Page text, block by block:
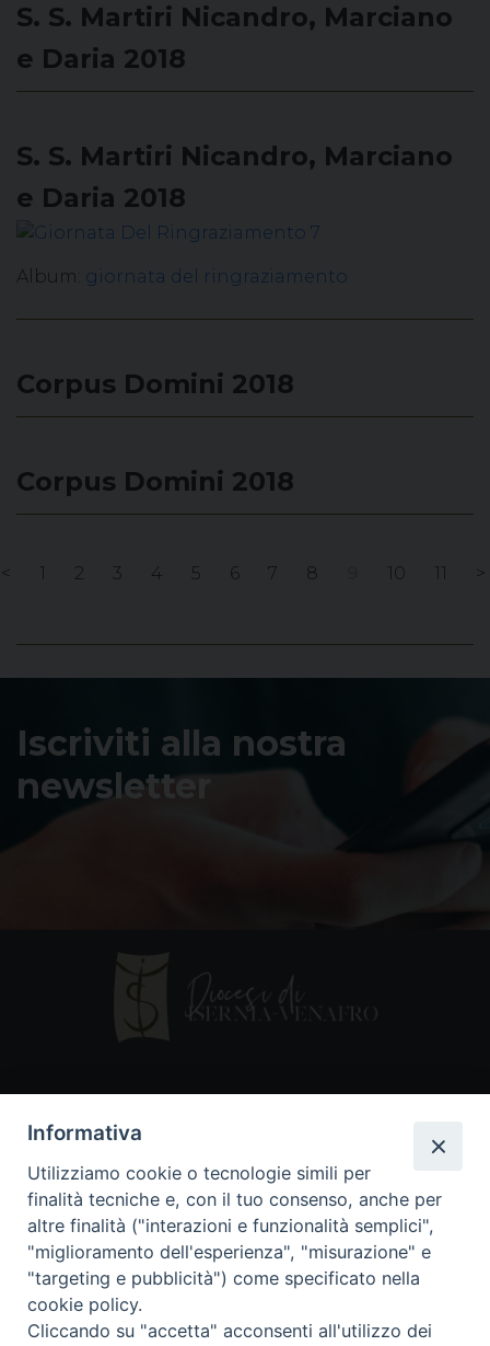
S. S. Martiri Nicandro, Marciano
e Daria 2018
S. S. Martiri Nicandro, Marciano
e Daria 2018
Album: giornata del ringraziamento
Corpus Domini 2018
Corpus Domini 2018
< 1 2 3 4 5 6 7 8 10 11 >
Iscriviti alla nostra
newsletter
86170 Isernia
086550849
segreteria@diocesiiserniavenafro.it
I nostri social
Informativa
Utilizziamo cookie o tecnologie simili per
finalità tecniche e, con il tuo consenso, anche per
altre finalità ("interazioni e funzionalità semplici",
"miglioramento dell'esperienza", "misurazione" e
"targeting e pubblicità") come specificato nella
cookie policy.
Cliccando su "accetta" acconsenti all'utilizzo dei